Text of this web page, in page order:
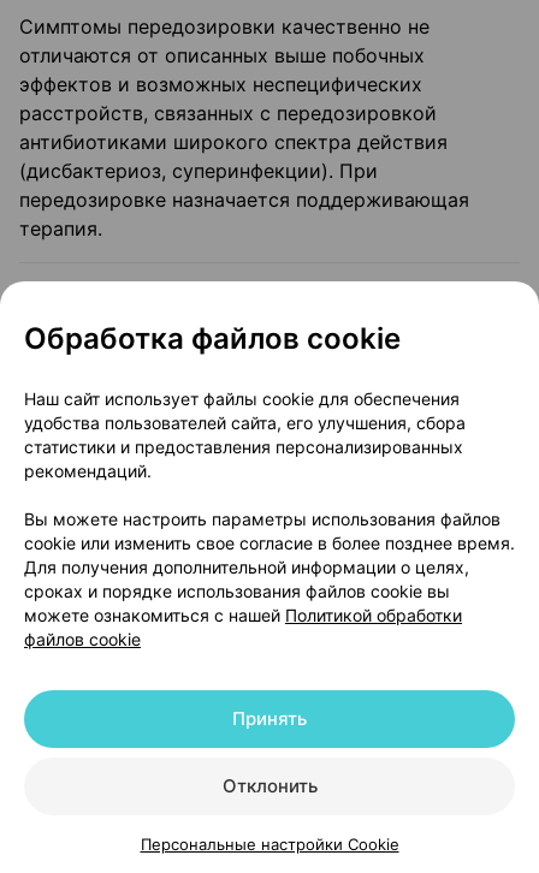
КаталогКорзинаИзбранноеПрофиль
Симптомы передозировки качественно не
отличаются от описанных выше побочных
эффектов и возможных неспецифических
расстройств, связанных с передозировкой
антибиотиками широкого спектра действия
(дисбактериоз, суперинфекции). При
передозировке назначается поддерживающая
терапия.
Данный препарат является антибактериальным
ограничено временем, необходимым, по мнению
врача, для устранения инфекции. При
необходимости продолжить муколитическую
только ацетилцистеин.
Препарат Флуимуцил®-антибиотик ИТ производят
путем этерификации и солеобразования
тиамфеникола, поэтому меры предосторожности,
относятся также и к данному препарату, с учетом,
в частности, того факта, что инъекции
тиамфеникола могут вызвать преходящие
гематологические изменения (особенно
ретикулоцитопения и анемия, либо, реже,
Обработка файлов cookie
Наш сайт использует файлы cookie для обеспечения
удобства пользователей сайта, его улучшения, сбора
статистики и предоставления персонализированных
рекомендаций.
Вы можете настроить параметры использования файлов
cookie или изменить свое согласие в более позднее время.
Для получения дополнительной информации о целях,
сроках и порядке использования файлов cookie вы
можете ознакомиться с нашей Политикой обработки
файлов cookie
Отклонить
Принять
Персональные настройки Cookie